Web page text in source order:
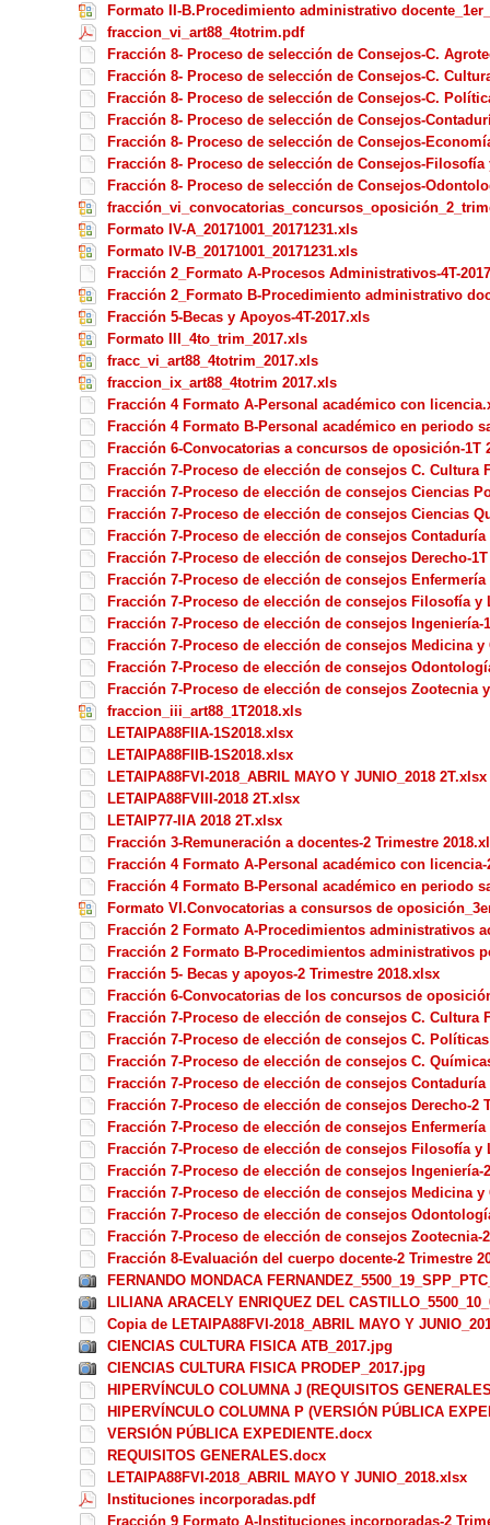
Formato II-B.Procedimiento administrativo
fraccion_vi_art88_4totrim.pdf
Fracción 8- Proceso de selección de Consejos-C.
Fracción 8- Proceso de selección de Consejos-C.
Fracción 8- Proceso de selección de Consejos-C.
Fracción 8- Proceso de selección de Consejos-
Fracción 8- Proceso de selección de Consejos-
Fracción 8- Proceso de selección de Consejos-Filosofía
Fracción 8- Proceso de selección de Consejos-
Formato IV-A_20171001_20171231.xls
Formato IV-B_20171001_20171231.xls
Fracción 2_Formato A-Procesos Administrativos-4T-
Fracción 2_Formato B-Procedimiento administrativo
Fracción 5-Becas y Apoyos-4T-2017.xls
Formato III_4to_trim_2017.xls
fracc_vi_art88_4totrim_2017.xls
fraccion_ix_art88_4totrim 2017.xls
Fracción 4 Formato A-Personal académico con
Fracción 4 Formato B-Personal académico en periodo
Fracción 6-Convocatorias a concursos de oposición-1T
Fracción 7-Proceso de elección de consejos C. Cultura
Fracción 7-Proceso de elección de consejos Ciencias
Fracción 7-Proceso de elección de consejos Ciencias
Fracción 7-Proceso de elección de consejos
Fracción 7-Proceso de elección de consejos Derecho-
Fracción 7-Proceso de elección de consejos
Fracción 7-Proceso de elección de consejos Filosofía y
Fracción 7-Proceso de elección de consejos Ingeniería-
Fracción 7-Proceso de elección de consejos Medicina
Fracción 7-Proceso de elección de consejos
Fracción 7-Proceso de elección de consejos Zootecnia
fraccion_iii_art88_1T2018.xls
LETAIPA88FIIA-1S2018.xlsx
LETAIPA88FIIB-1S2018.xlsx
LETAIPA88FVI-2018_ABRIL MAYO Y JUNIO_2018 2T.xlsx
LETAIPA88FVIII-2018 2T.xlsx
LETAIP77-IIA 2018 2T.xlsx
Fracción 3-Remuneración a docentes-2 Trimestre
Fracción 4 Formato A-Personal académico con
Fracción 4 Formato B-Personal académico en periodo
Formato VI.Convocatorias a consursos de
Fracción 2 Formato A-Procedimientos administrativos
Fracción 2 Formato B-Procedimientos administrativos
Fracción 5- Becas y apoyos-2 Trimestre 2018.xlsx
Fracción 6-Convocatorias de los concursos de
Fracción 7-Proceso de elección de consejos C. Cultura
Fracción 7-Proceso de elección de consejos C.
Fracción 7-Proceso de elección de consejos C.
Fracción 7-Proceso de elección de consejos
Fracción 7-Proceso de elección de consejos Derecho-2
Fracción 7-Proceso de elección de consejos
Fracción 7-Proceso de elección de consejos Filosofía y
Fracción 7-Proceso de elección de consejos Ingeniería-
Fracción 7-Proceso de elección de consejos Medicina
Fracción 7-Proceso de elección de consejos
Fracción 7-Proceso de elección de consejos Zootecnia-
Fracción 8-Evaluación del cuerpo docente-2 Trimestre
FERNANDO MONDACA
LILIANA ARACELY ENRIQUEZ DEL
Copia de LETAIPA88FVI-2018_ABRIL MAYO Y
CIENCIAS CULTURA FISICA ATB_2017.jpg
CIENCIAS CULTURA FISICA PRODEP_2017.jpg
HIPERVÍNCULO COLUMNA J (REQUISITOS
HIPERVÍNCULO COLUMNA P (VERSIÓN PÚBLICA
VERSIÓN PÚBLICA EXPEDIENTE.docx
REQUISITOS GENERALES.docx
LETAIPA88FVI-2018_ABRIL MAYO Y JUNIO_2018.xlsx
Instituciones incorporadas.pdf
Fracción 9 Formato A-Instituciones incorporadas-2